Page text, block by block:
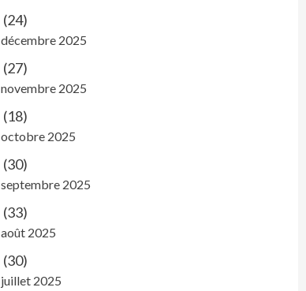
(24)
décembre 2025
(27)
novembre 2025
(18)
octobre 2025
(30)
septembre 2025
(33)
août 2025
(30)
juillet 2025